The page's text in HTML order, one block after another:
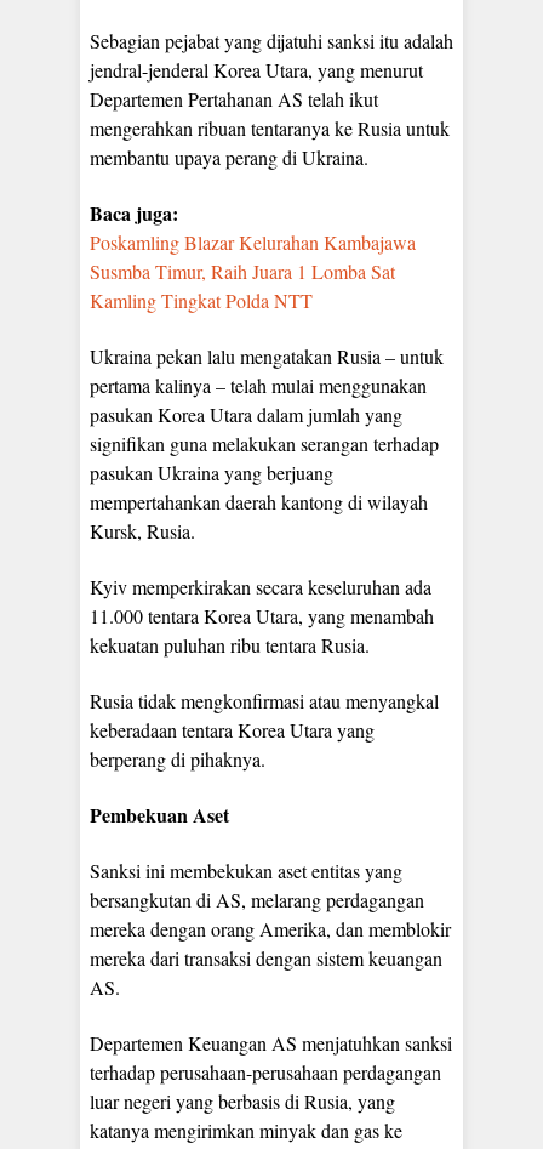
Sebagian pejabat yang dijatuhi sanksi itu adalah
jendral-jenderal Korea Utara, yang menurut
Departemen Pertahanan AS telah ikut
mengerahkan ribuan tentaranya ke Rusia untuk
membantu upaya perang di Ukraina.
Baca juga:
Poskamling Blazar Kelurahan Kambajawa
Susmba Timur, Raih Juara 1 Lomba Sat
Kamling Tingkat Polda NTT
Ukraina pekan lalu mengatakan Rusia – untuk
pertama kalinya – telah mulai menggunakan
pasukan Korea Utara dalam jumlah yang
signifikan guna melakukan serangan terhadap
pasukan Ukraina yang berjuang
mempertahankan daerah kantong di wilayah
Kursk, Rusia.
Kyiv memperkirakan secara keseluruhan ada
11.000 tentara Korea Utara, yang menambah
kekuatan puluhan ribu tentara Rusia.
Rusia tidak mengkonfirmasi atau menyangkal
keberadaan tentara Korea Utara yang
berperang di pihaknya.
Pembekuan Aset
Sanksi ini membekukan aset entitas yang
bersangkutan di AS, melarang perdagangan
mereka dengan orang Amerika, dan memblokir
mereka dari transaksi dengan sistem keuangan
AS.
Departemen Keuangan AS menjatuhkan sanksi
terhadap perusahaan-perusahaan perdagangan
luar negeri yang berbasis di Rusia, yang
katanya mengirimkan minyak dan gas ke